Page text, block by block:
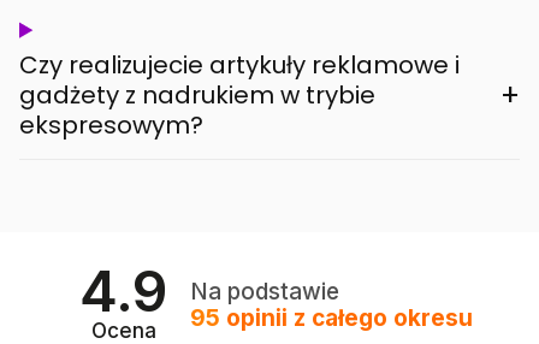
Czy realizujecie artykuły reklamowe i
gadżety z nadrukiem w trybie
ekspresowym?
+
4.9
Ocena
Na podstawie
95 opinii z całego okresu